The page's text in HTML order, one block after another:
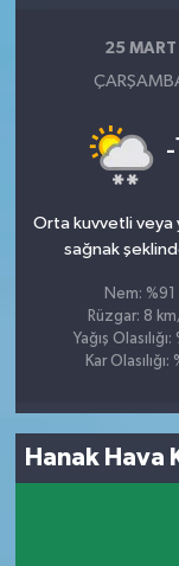
25 MART
-1
Orta kuvvetli veya
sağnak
Nem: %91
Rüzgar: 8
Yağış
Kar Olasılığı:
Hanak Hava